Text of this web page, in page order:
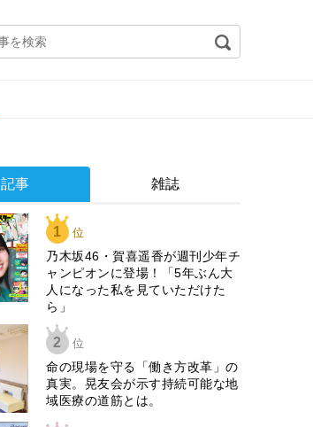
記事 雑誌
1 位
乃木坂46・賀喜遥香が週刊少年チ
ャンピオンに登場！「5年ぶん大
人になった私を見ていただけた
ら」
2 位
​命の現場を守る「働き方改革」の
真実。晃友会が示す持続可能な地
域医療の道筋とは。